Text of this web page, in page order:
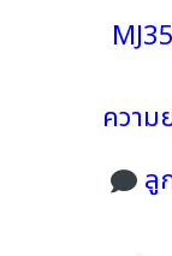
ความ
ลู